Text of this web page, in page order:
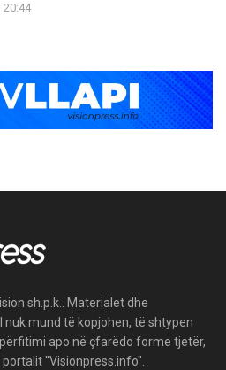
20:44
sh.p.k.. Materialet dhe
mund të kopjohen, të shtypen
apo në çfarëdo forme tjetër,
"Visionpress.info".